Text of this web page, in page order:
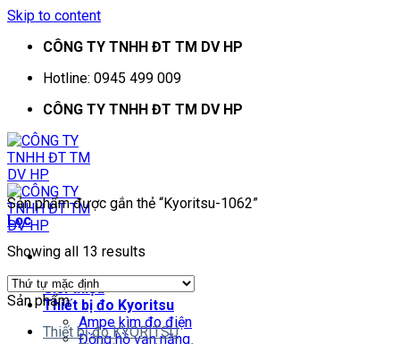
Skip to content
CÔNG TY TNHH ĐT TM DV HP
Hotline: 0945 499 009
CÔNG TY TNHH ĐT TM DV HP
Giới thiệu
Thiết bị đo Kyoritsu
Ampe kìm đo điện
Đồng hồ vạn năng
Sản phẩm được gắn thẻ “Kyoritsu-1062”
Lọc
Showing all 13 results
Sản phẩm
Thiết bị đo KYORITSU